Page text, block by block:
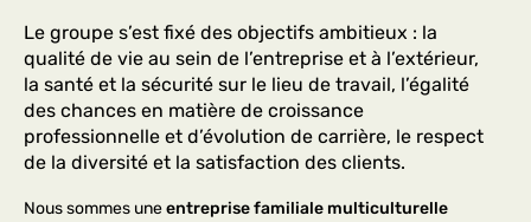
Le groupe s’est fixé des objectifs ambitieux : la
qualité de vie au sein de l’entreprise et à l’extérieur,
la santé et la sécurité sur le lieu de travail, l’égalité
des chances en matière de croissance
professionnelle et d’évolution de carrière, le respect
de la diversité et la satisfaction des clients.
Nous sommes uneentreprise familiale multiculturelle